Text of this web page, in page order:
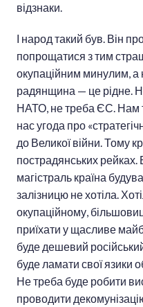
відзнаки.
І народ такий був. Він
попрощатися з тим
окупаційним минулим,
радянщина — це рідне.
НАТО, не треба ЄС. Нам
нас угода про
до Великої війни. Тому
пострадянських
магістраль країна
залізницю не хотіла.
окупаційному,
приїхати у щасливе
буде дешевий
буде ламати свої язики
Не треба буде робити
проводити